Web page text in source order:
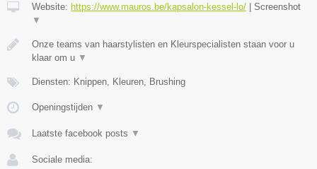
Website: https://www.mauros.be/kapsalon-kessel-lo/
Screenshot
▼
Onze teams van haarstylisten en Kleurspecialisten staan voor u
klaar om u ▼
Diensten: Knippen, Kleuren, Brushing
Openingstijden ▼
Laatste facebook posts ▼
Sociale media: